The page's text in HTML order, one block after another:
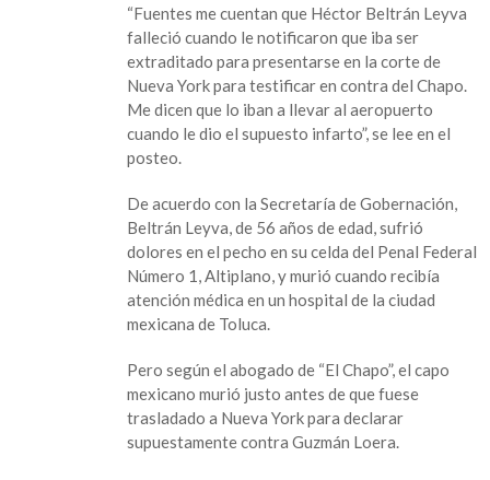
“Fuentes me cuentan que Héctor Beltrán Leyva
falleció cuando le notificaron que iba ser
extraditado para presentarse en la corte de
Nueva York para testificar en contra del Chapo.
Me dicen que lo iban a llevar al aeropuerto
cuando le dio el supuesto infarto”, se lee en el
posteo.
De acuerdo con la Secretaría de Gobernación,
Beltrán Leyva, de 56 años de edad, sufrió
dolores en el pecho en su celda del Penal Federal
Número 1, Altiplano, y murió cuando recibía
atención médica en un hospital de la ciudad
mexicana de Toluca.
Pero según el abogado de “El Chapo”, el capo
mexicano murió justo antes de que fuese
trasladado a Nueva York para declarar
supuestamente contra Guzmán Loera.